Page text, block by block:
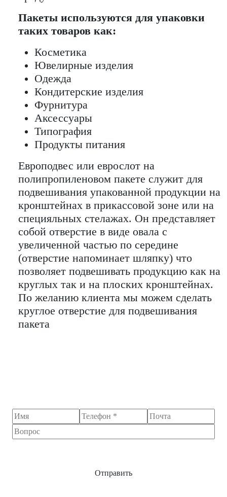
Пакеты используются для упаковки
таких товаров как:
Косметика
Ювелирные изделия
Одежда
Кондитерские изделия
Фурнитура
Аксессуары
Типография
Продукты питания
Европодвес или еврослот на
полипропиленовом пакете служит для
подвешивания упакованной продукции на
кронштейнах в прикассовой зоне или на
специяльных стелажах. Он представляет
собой отверстие в виде овала с
увеличенной частью по середине
(отверстие напоминает шляпку) что
позволяет подвешивать продукцию как на
круглых так и на плоских кронштейнах.
По желанию клиента мы можем сделать
круглое отверстие для подвешивания
пакета
Отправить